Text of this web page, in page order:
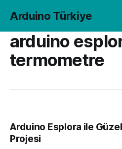
Arduino Türkiye
arduino
termometre
Arduino Esplora ile
Projesi